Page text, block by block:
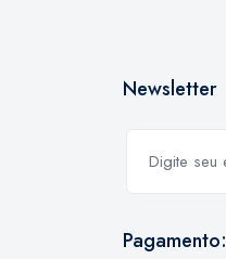
Newsletter
Pagamento: